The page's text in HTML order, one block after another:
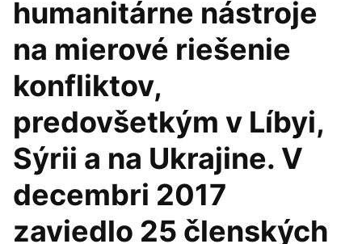
humanitárne nástroje
na mierové riešenie
konfliktov,
predovšetkým v Líbyi,
Sýrii a na Ukrajine. V
decembri 2017
zaviedlo 25 členských